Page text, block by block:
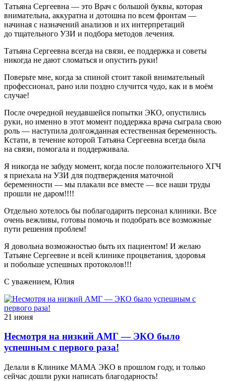
Татьяна Сергеевна — это Врач с большой буквы, которая
внимательна, аккуратна и дотошна по всем фронтам —
начиная с назначений анализов и их интерпретаций
до тщательного УЗИ и подбора методов лечения.
Татьяна Сергеевна всегда на связи, ее поддержка и советы
никогда не дают сломаться и опустить руки!
Поверьте мне, когда за спиной стоит такой внимательный
профессионал, рано или поздно случится чудо, как и в моём
случае!
После очередной неудавшейся попытки ЭКО, опустились
руки, но именно в этот момент поддержка врача сыграла свою
роль — наступила долгожданная естественная беременность.
Кстати, в течение которой Татьяна Сергеевна всегда была
на связи, помогала и поддерживала.
Я никогда не забуду момент, когда после положительного ХГЧ
я приехала на УЗИ для подтверждения маточной
беременности — мы плакали все вместе — все наши труды
прошли не даром!!!!
Отдельно хотелось бы поблагодарить персонал клиники. Все
очень вежливы, готовы помочь и подобрать все возможные
пути решения проблем!
Я довольна возможностью быть их пациентом! И желаю
Татьяне Сергеевне и всей клинике процветания, здоровья
и побольше успешных протоколов!!!
С уважением, Юлия
21 июня
Несмотря на низкий АМГ — ЭКО было
успешным с первого раза!
Делали в Клинике МАМА ЭКО в прошлом году, и только
сейчас дошли руки написать благодарность!